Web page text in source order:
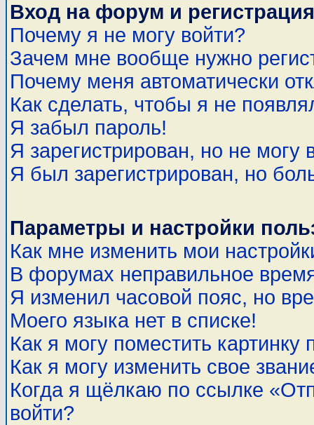
Вход на форум и регистрация
Почему я не могу войти?
Зачем мне вообще нужно
Почему меня автоматически
Как сделать, чтобы я не
Я забыл пароль!
Я зарегистрирован, но не могу
Я был зарегистрирован, но
Параметры и настройки
Как мне изменить мои
В форумах неправильное
Я изменил часовой пояс, но
Моего языка нет в списке!
Как я могу поместить
Как я могу изменить свое
Когда я щёлкаю по ссылке
войти?